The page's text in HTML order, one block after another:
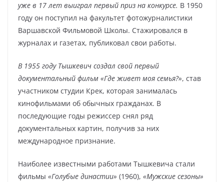
уже в 17 лет выиграл первый приз на конкурсе. В 1950
году он поступил на факультет фотожурналистики
Варшавской Фильмовой Школы. Стажировался в
журналах и газетах, публиковал свои работы.
В 1955 году Тышкевич создал свой первый
документальный фильм «Где живет моя семья?», став
участником студии Крек, которая занималась
кинофильмами об обычных гражданах. В
последующие годы режиссер снял ряд
документальных картин, получив за них
международное признание.
Наиболее известными работами Тышкевича стали
фильмы «Голубые династии» (1960), «Мужские сезоны»